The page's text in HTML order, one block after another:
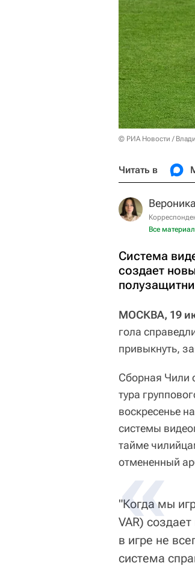
© РИА Новости /
Читать в
Все
Система
создает
МОСКВА, 19
гола
привыкнуть,
Сборная Чили
тура
воскресенье
системы
тайме
отмененный
"Когда мы
VAR)
в игре не
система